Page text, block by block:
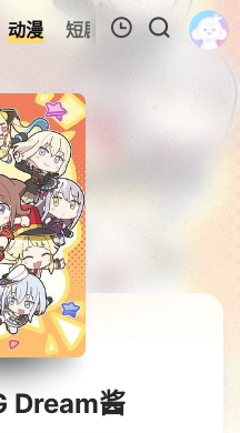
动漫 短剧 今日更新
0
影片的记录
Dream酱